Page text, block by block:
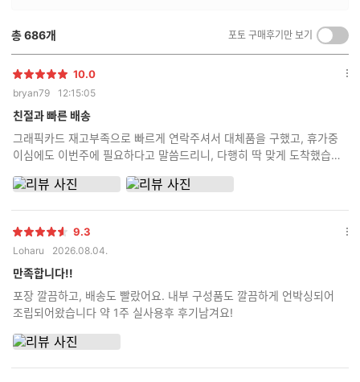
총686개 포토 구매후기만 보기
켜
기/
별
점
10.0
bryan79 12:15:05
친절과 빠른 배송
그래픽카드 재고부족으로 빠르게 연락주셔서 대체품을 구했고, 휴가중
이심에도 이번주에 필요하다고 말씀드리니, 다행히 딱 맞게 도착했습니
옵
별
점
9.3
Loharu 2026.08.04.
만족합니다!!
포장 깔끔하고, 배송도 빨랐어요. 내부 구성품도 깔끔하게 언박싱되어
조립되어왔습니다 약 1주 실사용후 후기남겨요!
옵